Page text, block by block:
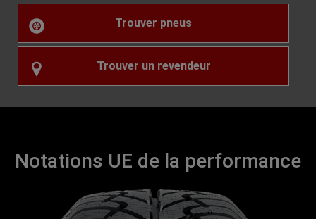
Trouver pneus
Trouver un revendeur
Notations UE de la performance